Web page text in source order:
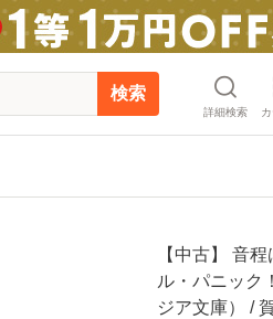
検索
詳細検索
【中古】 音
ル・パニック
ジア文庫） /